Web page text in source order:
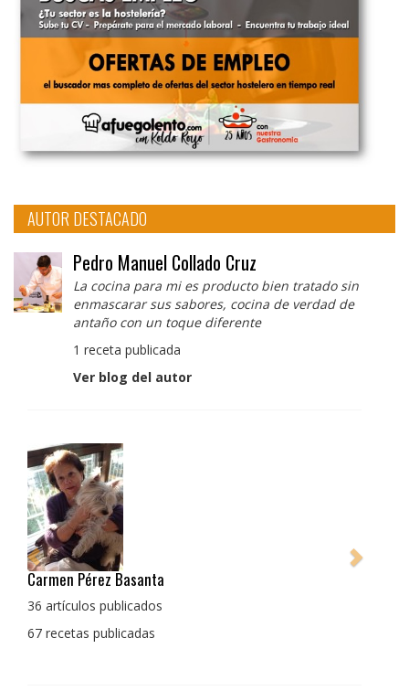
AUTOR DESTACADO
Pedro Manuel Collado Cruz
La cocina para mi es producto bien tratado sin
enmascarar sus sabores, cocina de verdad de
antaño con un toque diferente
1 receta publicada
Ver blog del autor
Basanta
publicados
publicadas